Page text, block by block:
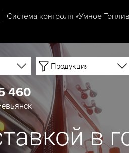
Система контроля «Умное
Продукция
460
в